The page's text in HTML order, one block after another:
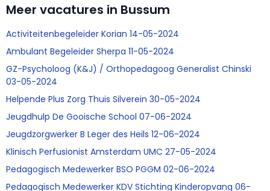
Meer vacatures in Bussum
Activiteitenbegeleider Korian 14-05-2024
Ambulant Begeleider Sherpa 11-05-2024
GZ-Psycholoog (K&J) / Orthopedagoog Generalist Chinski
03-05-2024
Helpende Plus Zorg Thuis Silverein 30-05-2024
Jeugdhulp De Gooische School 07-06-2024
Jeugdzorgwerker B Leger des Heils 12-06-2024
Klinisch Perfusionist Amsterdam UMC 27-05-2024
Pedagogisch Medewerker BSO PGGM 02-06-2024
Pedagogisch Medewerker KDV Stichting Kinderopvang 06-